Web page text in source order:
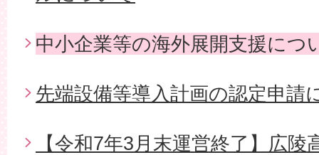
中小企業等の海外展開支援につ
先端設備等導入計画の認定申請
【令和7年3月末運営終了】広